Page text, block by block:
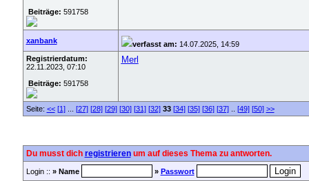
Beiträge: 591758
xanbank verfasst am: 14.07.2025, 14:59
Registrierdatum:
22.11.2023, 07:10
Beiträge: 591758
Merl
Seite: << [1]... [27] [28] [29] [30] [31] [32] 33 [34] [35] [36] [37].. [49] [50] >>
Du musst dich registrierenum auf dieses Thema zu antworten.
Login :: » Name » Passwort